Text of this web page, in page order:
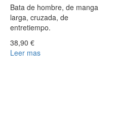
Bata de hombre, de manga
larga, cruzada, de
entretiempo.
38,90 €
Leer mas